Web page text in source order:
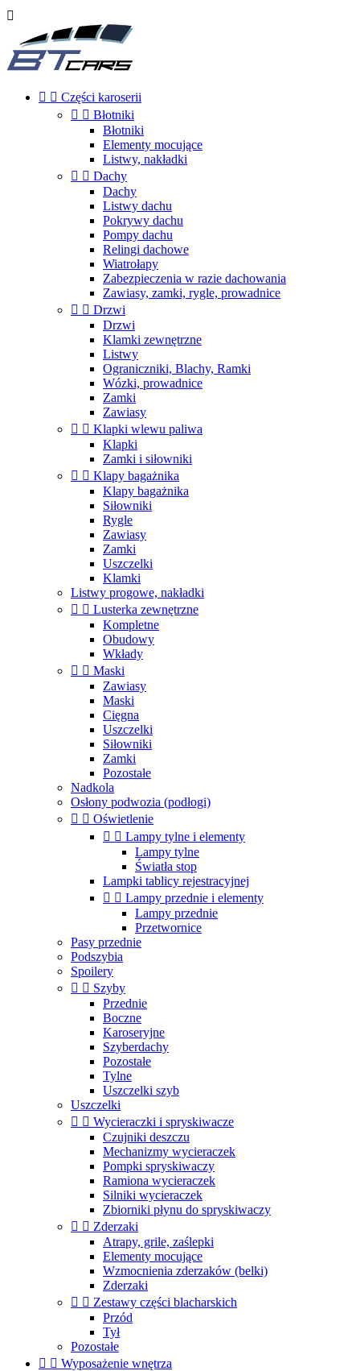

  Części karoserii
  Błotniki
Błotniki
Elementy mocujące
Listwy, nakładki
  Dachy
Dachy
Listwy dachu
Pokrywy dachu
Pompy dachu
Relingi dachowe
Wiatrołapy
Zabezpieczenia w razie dachowania
Zawiasy, zamki, rygle, prowadnice
  Drzwi
Drzwi
Klamki zewnętrzne
Listwy
Ograniczniki, Blachy, Ramki
Wózki, prowadnice
Zamki
Zawiasy
  Klapki wlewu paliwa
Klapki
Zamki i siłowniki
  Klapy bagażnika
Klapy bagażnika
Siłowniki
Rygle
Zawiasy
Zamki
Uszczelki
Klamki
Listwy progowe, nakładki
  Lusterka zewnętrzne
Kompletne
Obudowy
Wkłady
  Maski
Zawiasy
Maski
Cięgna
Uszczelki
Siłowniki
Zamki
Pozostałe
Nadkola
Osłony podwozia (podłogi)
  Oświetlenie
  Lampy tylne i elementy
Lampy tylne
Światła stop
Lampki tablicy rejestracyjnej
  Lampy przednie i elementy
Lampy przednie
Przetwornice
Pasy przednie
Podszybia
Spoilery
  Szyby
Przednie
Boczne
Karoseryjne
Szyberdachy
Pozostałe
Tylne
Uszczelki szyb
Uszczelki
  Wycieraczki i spryskiwacze
Czujniki deszczu
Mechanizmy wycieraczek
Pompki spryskiwaczy
Ramiona wycieraczek
Silniki wycieraczek
Zbiorniki płynu do spryskiwaczy
  Zderzaki
Atrapy, grile, zaślepki
Elementy mocujące
Wzmocnienia zderzaków (belki)
Zderzaki
  Zestawy części blacharskich
Przód
Tył
Pozostałe
  Wyposażenie wnętrza